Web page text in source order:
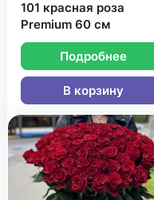
101 красная роза
Premium 60 см
Подробнее
В корзину